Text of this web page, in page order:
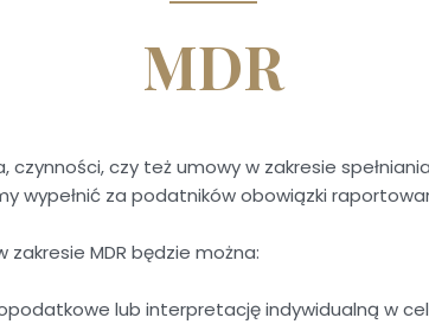
MDR
czynności, czy też umowy w zakresie
wypełnić za podatników obowiązki
zakresie MDR będzie można:
lub interpretację indywidualną w